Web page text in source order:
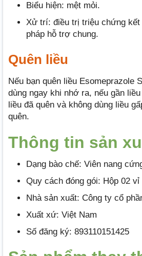
Biểu hiện: mệt mỏi.
Xử trí: điều trị triệu chứng
pháp hỗ trợ chung.
Quên liều
Nếu bạn quên liều Esomeprazole
dùng ngay khi nhớ ra, nếu gần
liều đã quên và không dùng liều
quên.
Thông tin sản
Dạng bào chế: Viên nang
Quy cách đóng gói: Hộp 02
Nhà sản xuất: Công ty cổ
Xuất xứ: Việt Nam
Số đăng ký: 893110151425